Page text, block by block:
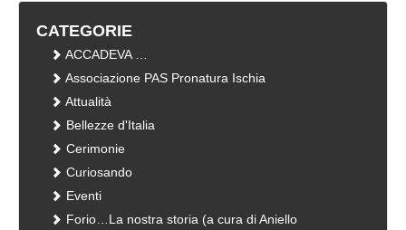
CATEGORIE
ACCADEVA …
Associazione PAS Pronatura Ischia
Attualità
Bellezze d'Italia
Cerimonie
Curiosando
Eventi
Forio…La nostra storia (a cura di Aniello